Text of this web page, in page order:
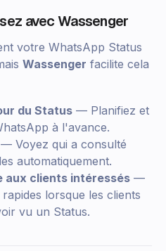
avec Wassenger
votre WhatsApp Status
Wassenger facilite cela
du Status — Planifiez et
à l'avance.
— Voyez qui a consulté
automatiquement.
aux clients intéressés —
lorsque les clients
vu un Status.